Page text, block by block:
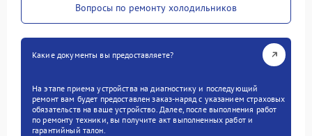
Вопросы по ремонту холодильников
Какие документы вы предоставляете?
На этапе приема устройства на диагностику и последующий
ремонт вам будет предоставлен заказ-наряд с указанием страховых
обязательств на ваше устройство. Далее, после выполнения работ
по ремонту техники, вы получите акт выполненных работ и
гарантийный талон.